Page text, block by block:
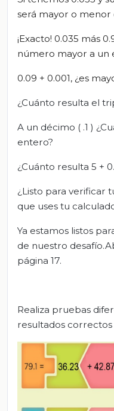
será mayor o menor
¡Exacto! 0.035 más
número mayor a un
0.09 + 0.001, ¿es
¿Cuánto resulta el
A un décimo ( .1 )
entero?
¿Cuánto resulta 5 +
¿Listo para verificar
que uses tu
Ya estamos listos
de nuestro
página 17.
Realiza pruebas
resultados correctos